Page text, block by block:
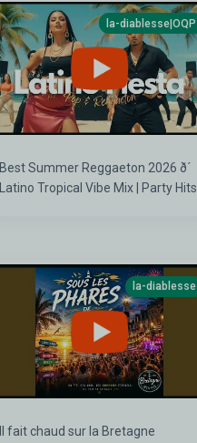
la-diablesse|OQP
Best Summer Reggaeton 2026 ð´
Latino Tropical Vibe Mix | Party Hits
la-diablesse
Il fait chaud sur la Bretagne